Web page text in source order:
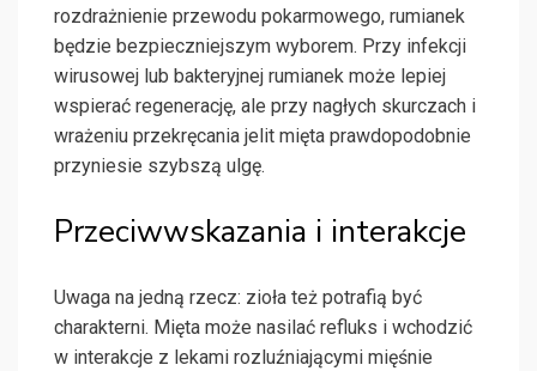
rozdrażnienie przewodu pokarmowego, rumianek
będzie bezpieczniejszym wyborem. Przy infekcji
wirusowej lub bakteryjnej rumianek może lepiej
wspierać regenerację, ale przy nagłych skurczach i
wrażeniu przekręcania jelit mięta prawdopodobnie
przyniesie szybszą ulgę.
Przeciwwskazania i interakcje
Uwaga na jedną rzecz: zioła też potrafią być
charakterni. Mięta może nasilać refluks i wchodzić
w interakcje z lekami rozluźniającymi mięśnie